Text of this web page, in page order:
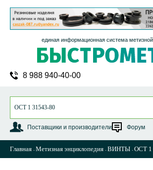
единая информационная система
8 988 940-40-00
Поставщики и производители Форум
Главная Метизная энциклопедия ВИНТЫ ОСТ 1